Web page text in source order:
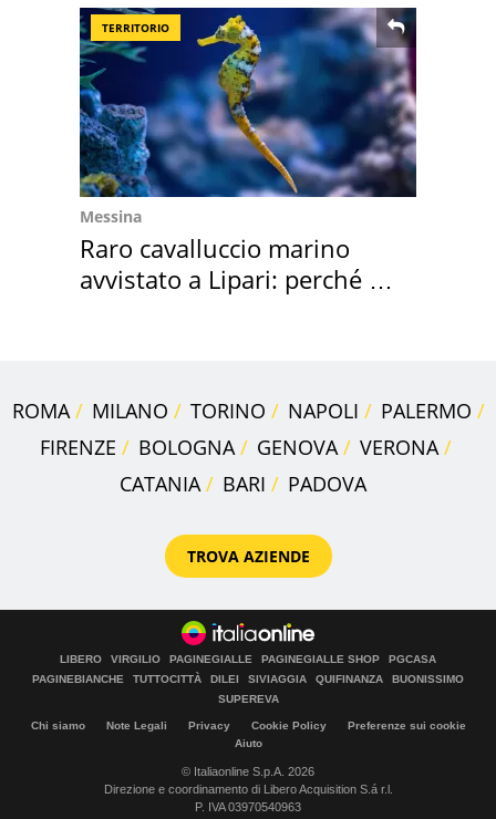
TERRITORIO
Messina
Raro cavalluccio marino
avvistato a Lipari: perché è
ROMA MILANO TORINO NAPOLI
PALERMO
FIRENZE
BOLOGNA GENOVA
VERONA
CATANIA
BARI PADOVA
TROVA AZIENDE
LIBERO VIRGILIO PAGINEGIALLE PAGINEGIALLE SHOP
PGCASA
PAGINEBIANCHE
TUTTOCITTÀ DILEI SIVIAGGIA QUIFINANZA
BUONISSIMO
SUPEREVA
Chi siamo Note Legali Privacy Cookie Policy
Preferenze sui cookie
Aiuto
© Italiaonline S.p.A. 2026
Direzione e coordinamento di Libero Acquisition S.á r.l.
P. IVA 03970540963